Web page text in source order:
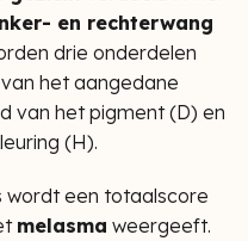
en rechterwang
drie onderdelen
het aangedane
van het pigment (D) en
(H).
wordt een totaalscore
melasma weergeeft.